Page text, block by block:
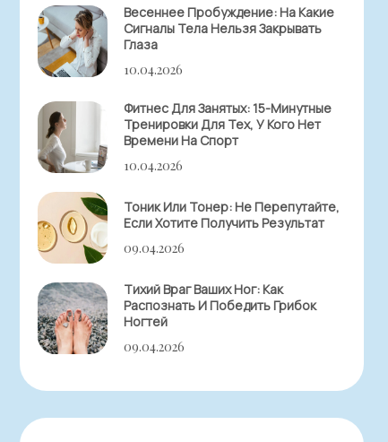
Весеннее Пробуждение: На Какие
Сигналы Тела Нельзя Закрывать
Глаза
10.04.2026
Фитнес Для Занятых: 15-Минутные
Тренировки Для Тех, У Кого Нет
Времени На Спорт
10.04.2026
Тоник Или Тонер: Не Перепутайте,
Если Хотите Получить Результат
09.04.2026
Тихий Враг Ваших Ног: Как
Распознать И Победить Грибок
Ногтей
09.04.2026